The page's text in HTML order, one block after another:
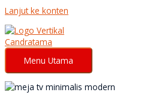
Lanjut ke konten
Menu Utama